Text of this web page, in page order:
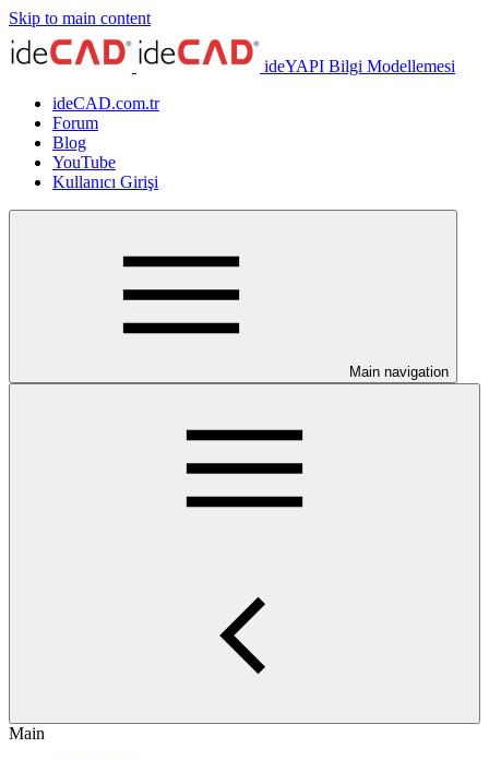
Skip to main content
ideYAPI Bilgi Modellemesi
ideCAD.com.tr
Forum
Blog
YouTube
Kullanıcı Girişi
Main navigation
Main